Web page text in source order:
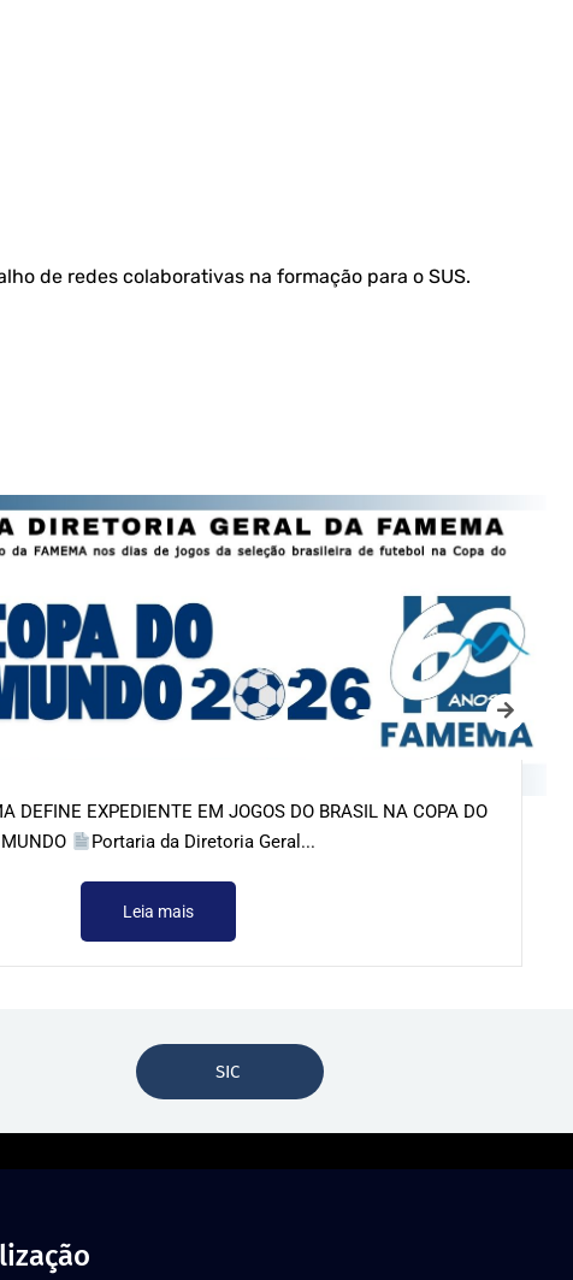
de redes colaborativas na formação para o SUS.
DEFINE EXPEDIENTE EM JOGOS DO BRASIL NA COPA DO
MUNDO
Portaria da Diretoria Geral...
Leia mais
SIC